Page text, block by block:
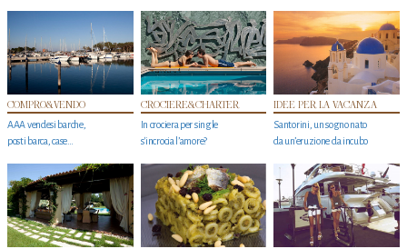
COMPRO&VENDO
AAA vendesi barche,
posti barca, case…
CROCIERE&CHARTER
In crociera per single
s'incrocia l’amore?
IDEE PER LA VACANZA
Santorini, un sogno nato
da un’eruzione da incubo